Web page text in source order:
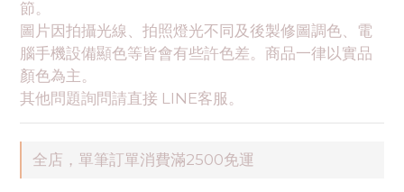
節。
圖片因拍攝光線、拍照燈光不同及後製修圖調色、電
腦手機設備顯色等皆會有些許色差。商品一律以實品
顏色為主。
其他問題詢問請直接 LINE客服。
全店，單筆訂單消費滿2500免運